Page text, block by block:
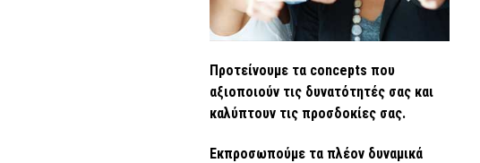
Προτείνουμε τα concepts που
αξιοποιούν τις δυνατότητές σας και
καλύπτουν τις προσδοκίες σας.
Εκπροσωπούμε τα πλέον δυναμικά